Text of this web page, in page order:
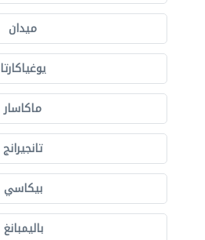
ميدان
يوغياكارتا
ماكاسار
تانجيرانج
بيكاسي
باليمبانغ